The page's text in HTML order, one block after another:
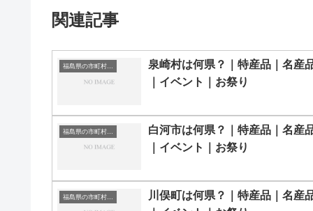
関連記事
福島県の市町村一覧
泉崎村は何県？｜特産品｜名産
｜イベント｜お祭り
福島県の市町村一覧
白河市は何県？｜特産品｜名産
｜イベント｜お祭り
福島県の市町村一覧
川俣町は何県？｜特産品｜名産